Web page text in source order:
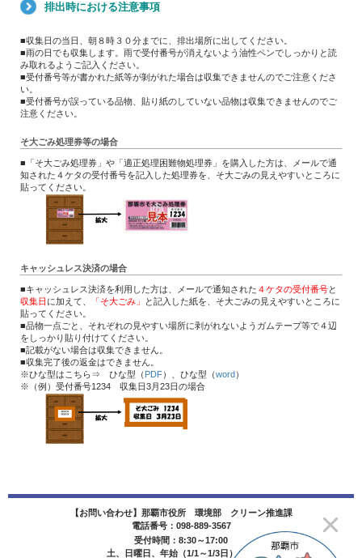
排出時における注意事項
■収集日の当日、朝８時３０分までに、排出場所に出してください。
■雨の日でも収集します。雨で受付番号が消えないよう油性ペンでしっかりと読
み取れるようご記入ください。
■受付番号等が書かれた紙等が剝がれた場合は収集できませんのでご注意くださ
い。
■受付番号が誤っている品物、貼り紙のしていない品物は収集できませんのでご
注意ください。
そ大ごみ処理券等の場合
■「そ大ごみ処理券」や「適正処理困難物処理券」を購入した方は、メールで通
知された４ケタの受付番号を記入した処理券を、そ大ごみの見えやすいところに
貼ってください。
キャッシュレス決済の場合
■キャッシュレス決済を利用した方は、メールで通知された ４ケタの受付番号と
収集日 に加えて、 「そ大ごみ」
と記入した紙を、そ大ごみの見えやすいところに
貼ってください。
■品物一点ごと、それぞれの見やすい場所に剥がれないようガムテープ等で４辺
をしっかり貼り付けてください。
■記載がない場合は収集できません。
■収集完了後の返金はできません。
※ひな型はこちら⇒ ひな型（ PDF）、ひな型（word）
※（例）受付番号1234 収集日3月23日の場合
【お問い合わせ】那覇市役所 環境部 クリーン推進課
電話番号：098-889-3567
受付時間：8:30～17:00
土、日曜日、年始（1/1～1/3日）を除く